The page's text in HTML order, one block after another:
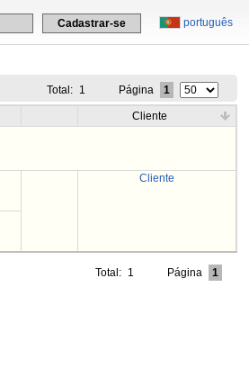
português
Cadastrar-se
Total: 1 Página 1
Cliente
Cliente
Total: 1 Página 1